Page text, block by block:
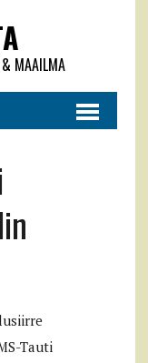
& MAAILMA
Tauti